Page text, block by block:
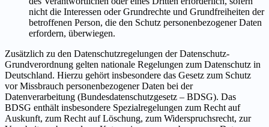
nicht die Interessen oder Grundrechte und Grundfreiheiten der
betroffenen Person, die den Schutz personenbezogener Daten
erfordern, überwiegen.
Zusätzlich zu den Datenschutzregelungen der Datenschutz-
Grundverordnung gelten nationale Regelungen zum Datenschutz in
Deutschland. Hierzu gehört insbesondere das Gesetz zum Schutz
vor Missbrauch personenbezogener Daten bei der
Datenverarbeitung (Bundesdatenschutzgesetz – BDSG). Das
BDSG enthält insbesondere Spezialregelungen zum Recht auf
Auskunft, zum Recht auf Löschung, zum Widerspruchsrecht, zur